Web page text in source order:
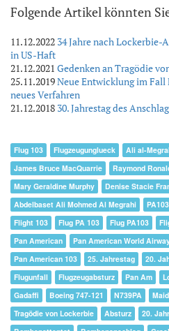
Folgende Artikel könnten
11.12.2022 34 Jahre nach Lockerbie-
in US-Haft
21.12.2021 Gedenken an Tragödie
25.11.2019Neue Entwicklung im
neues Verfahren
21.12.2018 30. Jahrestag des
Flug 103 Flugzeugunglueck Ali al-
James Bruce MacQuarrie
Raymond
Mary Geraldine Murphy
Denise Stacie
Abdelbaset Ali Mohmed Al Megrahi
PA103
Flight 103
Flug PA 103 Flug PA103
Pan American
Pan American World
Pan American 103
25. Jahrestag 20.
Flugunfall
Flugzeugabsturz Pan Am
Gadaffi
Boeing 747-121 N739PA
Tragödie von Lockerbie
Absturz 20.